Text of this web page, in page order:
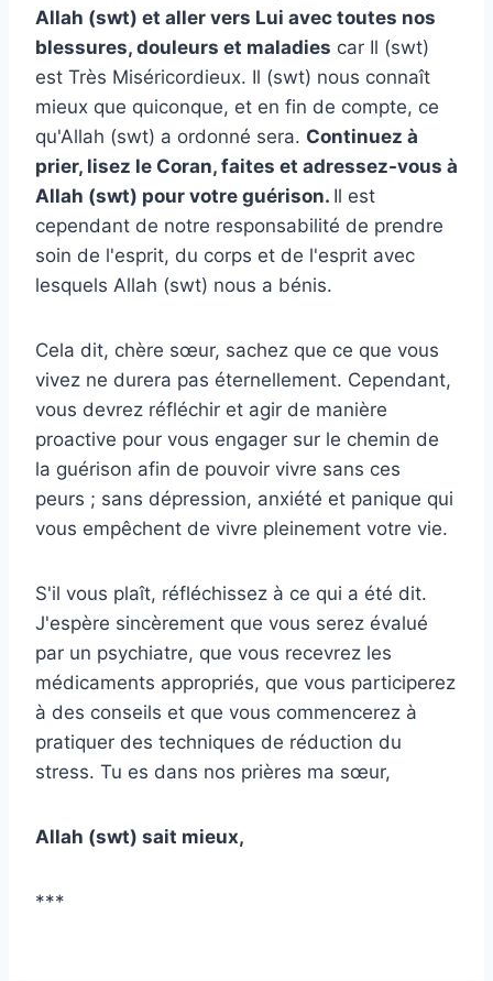
Allah (swt) et aller vers Lui avec toutes nos
blessures, douleurs et maladies car Il (swt)
est Très Miséricordieux. Il (swt) nous connaît
mieux que quiconque, et en fin de compte, ce
qu'Allah (swt) a ordonné sera. Continuez à
prier, lisez le Coran, faites et adressez-vous à
Allah (swt) pour votre guérison. Il est
cependant de notre responsabilité de prendre
soin de l'esprit, du corps et de l'esprit avec
lesquels Allah (swt) nous a bénis.
Cela dit, chère sœur, sachez que ce que vous
vivez ne durera pas éternellement. Cependant,
vous devrez réfléchir et agir de manière
proactive pour vous engager sur le chemin de
la guérison afin de pouvoir vivre sans ces
peurs ; sans dépression, anxiété et panique qui
vous empêchent de vivre pleinement votre vie.
S'il vous plaît, réfléchissez à ce qui a été dit.
J'espère sincèrement que vous serez évalué
par un psychiatre, que vous recevrez les
médicaments appropriés, que vous participerez
à des conseils et que vous commencerez à
pratiquer des techniques de réduction du
stress. Tu es dans nos prières ma sœur,
Allah (swt) sait mieux,
***